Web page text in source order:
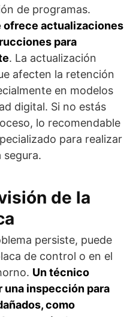
de programas.
ofrece actualizaciones
para
. La actualización
afecten la retención
en modelos
digital. Si no estás
lo recomendable
para realizar
segura.
de la
persiste, puede
de control o en el
Un técnico
inspección para
como